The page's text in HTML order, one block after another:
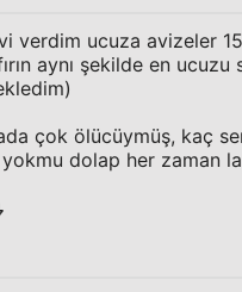
verdim ucuza avizeler
aynı şekilde en
çok ölücüymüş, kaç
dolap her zaman